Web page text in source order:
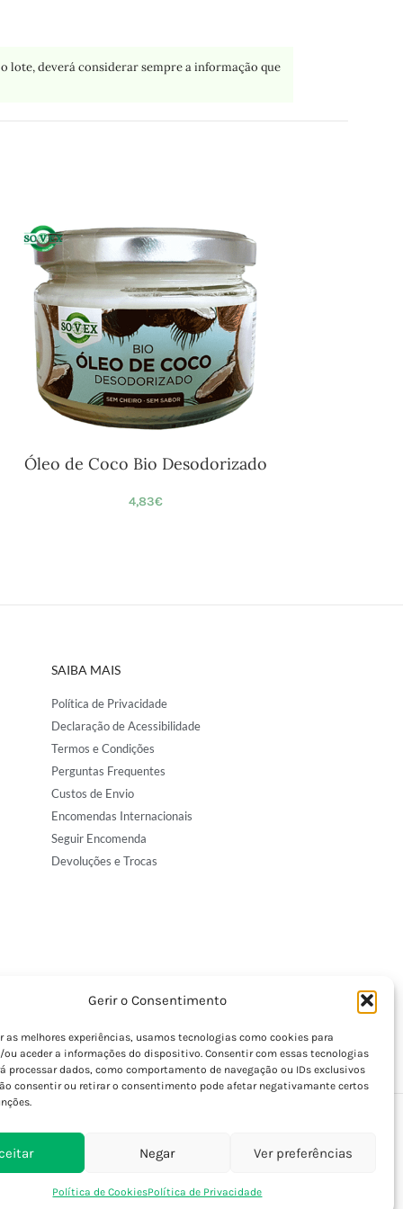
Gerir o Consentimento
as melhores experiências, usamos tecnologias como cookies para
ou aceder a informações do dispositivo. Consentir com essas tecnologias
processar dados, como comportamento de navegação ou IDs exclusivos
consentir ou retirar o consentimento pode afetar negativamante certos
Negar Ver preferências
Política de CookiesPolítica de Privacidade
deverá considerar sempre a informação que
Óleo de Coco Bio Desodorizado
4,83€
SAIBA MAIS
Política de Privacidade
Declaração de Acessibilidade
Termos e Condições
Perguntas Frequentes
Custos de Envio
Encomendas Internacionais
Seguir Encomenda
Devoluções e Trocas